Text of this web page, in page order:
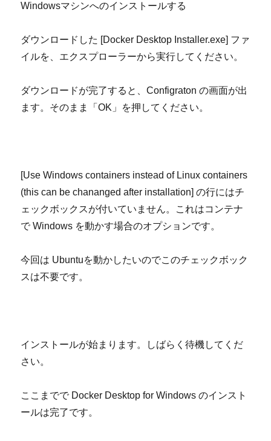
Windowsマシンへのインストールする
ダウンロードした [Docker Desktop Installer.exe] ファ
イルを、エクスプローラーから実行してください。
ダウンロードが完了すると、Configratonの画面が出
ます。そのまま「OK 」を押してください。
[Use Windows containers instead of Linux containers
(this can be chananged after installation]の行にはチ
ェックボックスが付いていません。これはコンテナ
でWindows を動かす場合のオプションです。
今回は Ubuntuを動かしたいのでこのチェックボック
スは不要です。
インストールが始まります。しばらく待機してくだ
さい。
ここまででDocker Desktop for Windowsのインスト
ールは完了です。